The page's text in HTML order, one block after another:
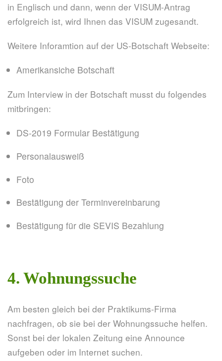
in Englisch und dann, wenn der VISUM-Antrag
erfolgreich ist, wird Ihnen das VISUM zugesandt.
Weitere Inforamtion auf der US-Botschaft Webseite:
Amerikansiche Botschaft
Zum Interview in der Botschaft musst du folgendes
mitbringen:
DS-2019 Formular Bestätigung
Personalausweiß
Foto
Bestätigung der Terminvereinbarung
Bestätigung für die SEVIS Bezahlung
4. Wohnungssuche
Am besten gleich bei der Praktikums-Firma
nachfragen, ob sie bei der Wohnungssuche helfen.
Sonst bei der lokalen Zeitung eine Announce
aufgeben oder im Internet suchen.